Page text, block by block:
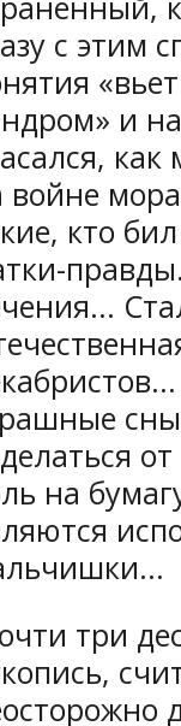
с этим
и
войне
кто
на
три